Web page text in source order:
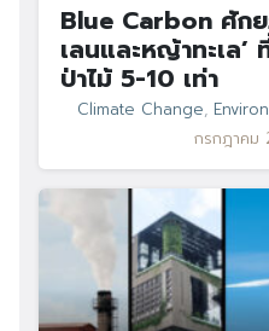
Blue Carbon ศัก
เลนและหญ้าทะเล
ป่าไม้ 5-10 เท่า
Climate Change,
กรกฎาคม